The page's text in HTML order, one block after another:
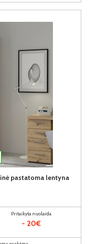
pastatoma lentyna
Pritaikyta nuolaida
- 20€